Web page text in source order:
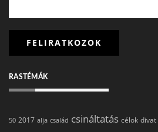
RASTÉMÁK
50 2017 alja család csináltatás célok divat